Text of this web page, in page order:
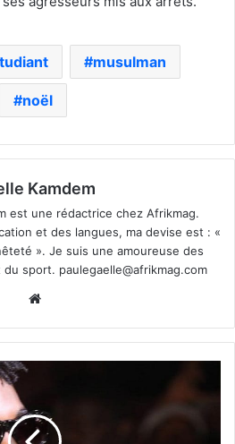
musulman
noël
Kamdem
est une rédactrice chez Afrikmag.
et des langues, ma devise est : «
». Je suis une amoureuse des
du sport. paulegaelle@afrikmag.com